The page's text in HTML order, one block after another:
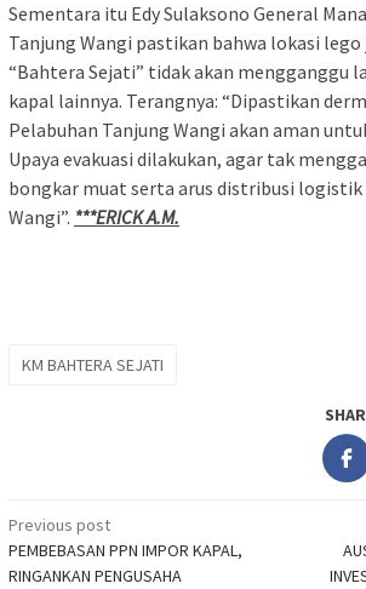
Sementara itu Edy Sulaksono General
Tanjung Wangi pastikan bahwa lokasi lego
“Bahtera Sejati” tidak akan mengganggu
kapal lainnya. Terangnya: “Dipastikan
Pelabuhan Tanjung Wangi akan aman
Upaya evakuasi dilakukan, agar tak
bongkar muat serta arus distribusi
Wangi”. ***ERICK A.M.
KM BAHTERA SEJATI
Post
navigation
Previous post
PEMBEBASAN PPN IMPOR KAPAL,
RINGANKAN PENGUSAHA